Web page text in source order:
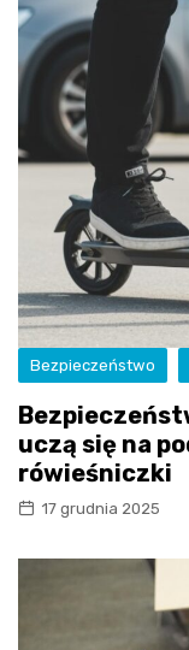
Bezpieczeństwo
uczą się na
rówieśniczki
17 grudnia 2025